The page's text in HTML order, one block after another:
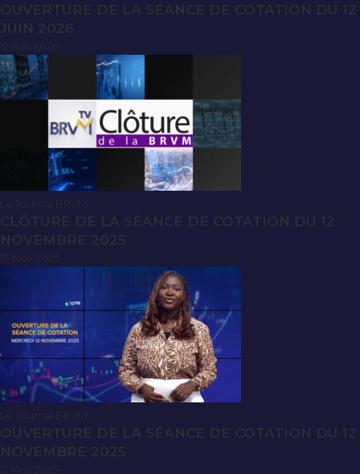
OUVERTURE DE LA SÉANCE DE COTATION DU 12
JUIN 2026
Le Journal BRVM
CLÔTURE DE LA SÉANCE DE COTATION DU 12
NOVEMBRE 2025
Le Journal BRVM
OUVERTURE DE LA SÉANCE DE COTATION DU 12
NOVEMBRE 2025